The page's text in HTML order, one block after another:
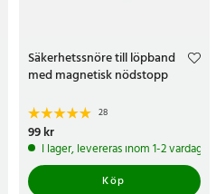
Säkerhetssnöre till löpband
med magnetisk nödstopp
28
Pris:
99 kr
I lager, levereras inom 1-2 vardagar
Köp